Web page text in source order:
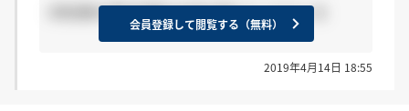
1時試験の筆記試験の内容を教えてください泣
会員登録して閲覧する（無料）
2019年4月14日 18:55